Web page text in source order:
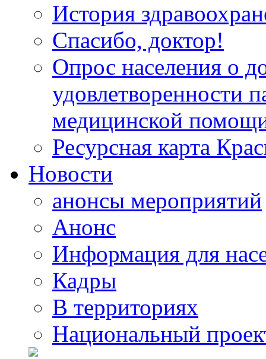
История
Спасибо, доктор!
Опрос населения о
удовлетворенности
медицинской
Ресурсная карта
Новости
анонсы мероприятий
Анонс
Информация для
Кадры
В территориях
Национальный